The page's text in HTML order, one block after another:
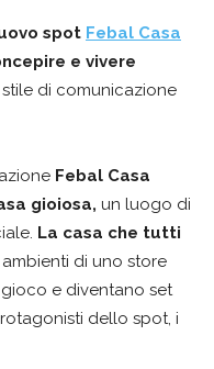
spot Febal Casa
e vivere
di comunicazione
Febal Casa
gioiosa, un luogo di
La casa che tutti
di uno store
e diventano set
dello spot, i